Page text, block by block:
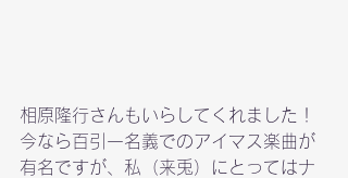
相原隆行さんもいらしてくれました！
今なら百引一名義でのアイマス楽曲が
有名ですが、私（来兎）にとってはナ